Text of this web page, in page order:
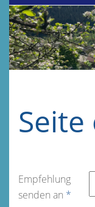
Empfehlung
senden an *